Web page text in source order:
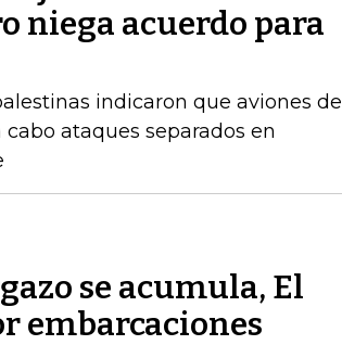
niega acuerdo para
indicaron que aviones de
ataques separados en
se acumula, El
embarcaciones